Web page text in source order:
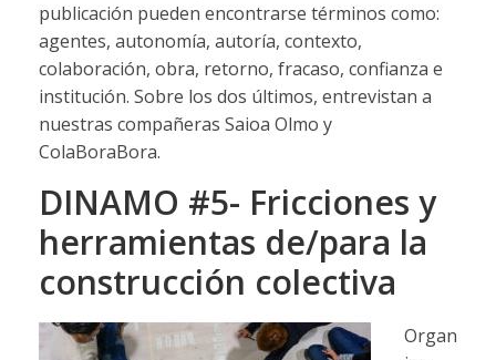
publicación pueden encontrarse términos como:
agentes, autonomía, autoría, contexto,
colaboración, obra, retorno, fracaso, confianza e
institución. Sobre los dos últimos, entrevistan a
nuestras compañeras Saioa Olmo y
ColaBoraBora.
DINAMO #5- Fricciones y
herramientas de/para la
construcción colectiva
Organ